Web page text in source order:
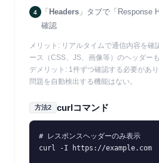
4 「 Headers 」タブで「Response
確認
メリット: リアルタイムで通信内容を確
ース（CSS、JS、画像等）のヘッダーも
デメリット: 1件ずつ確認する必要があ
問題を自動検出する機能はない。
方法2 curlコマンド
# レスポンスヘッダーのみ表示
curl -I https://example.com